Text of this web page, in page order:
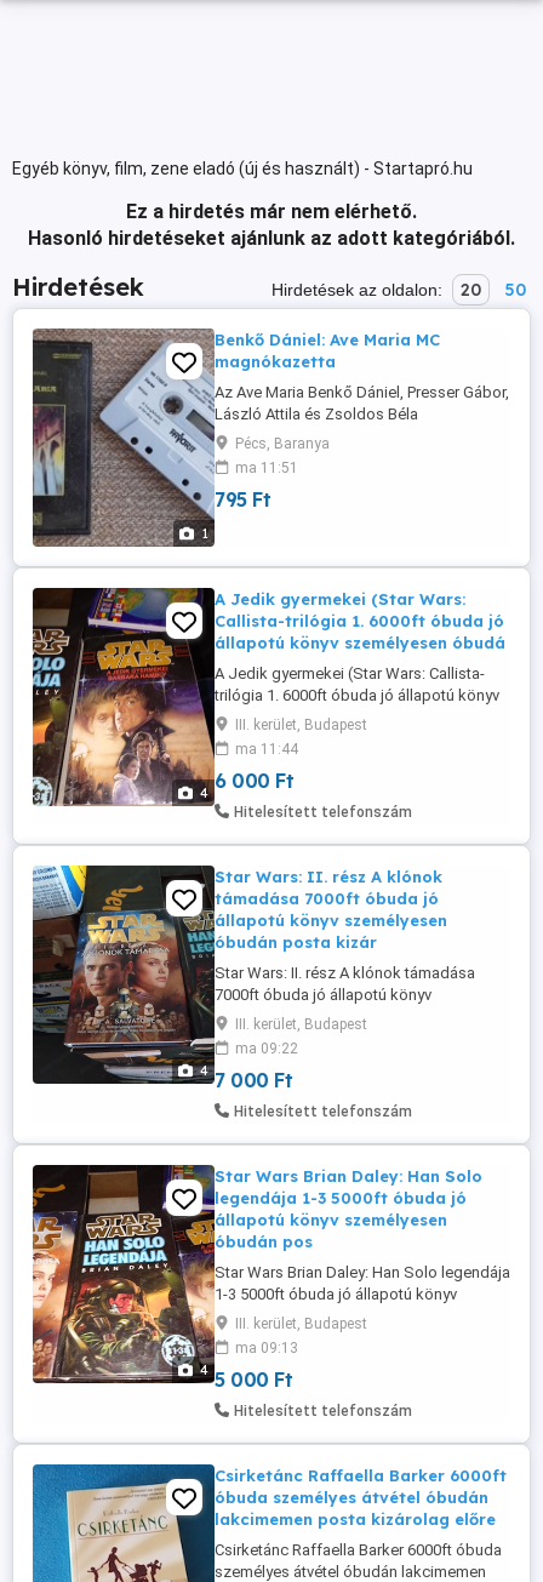
Egyéb könyv, film, zene eladó (új és használt) - Startapró.hu
Ez a hirdetés már nem elérhető.
Hasonló hirdetéseket ajánlunk az adott kategóriából.
Hirdetések Hirdetések az oldalon: 20 50
1
Benkő Dániel: Ave Maria MC
magnókazetta
Az Ave Maria Benkő Dániel, Presser Gábor,
László Attila és Zsoldos Béla
feldogozásában és hangszerelésében.
Közreműködik: Benkő Dániel (gitár, lant,
orpharion); Böröcz Ildikó (vokál); Czidra
László (furulya, krummhorn); Csanyi
...
Pécs, Baranya
ma 11:51
795 Ft
4
A Jedik gyermekei (Star Wars:
Callista-trilógia 1. 6000ft óbuda jó
állapotú könyv személyesen óbudá
A Jedik gyermekei (Star Wars: Callista-
trilógia 1. 6000ft óbuda jó állapotú könyv
személyesen óbudán posta kizárolag
előre fizetés után mpl
csomagautomatába +3000ft 36 50 104
8272 A hajdani Birodalom egyik
legördögibb találmánya egy gigantikus,
fejlett mesterséges ...
III. kerület, Budapest
ma 11:44
6 000 Ft
Hitelesített telefonszám
4
Star Wars: II. rész A klónok
támadása 7000ft óbuda jó
állapotú könyv személyesen
óbudán posta kizár
Star Wars: II. rész A klónok támadása
7000ft óbuda jó állapotú könyv
személyesen óbudán posta kizárolag
előre fizetés után mpl
csomagautomatába +3000ft 36 50 104
8272
III. kerület, Budapest
ma 09:22
7 000 Ft
Hitelesített telefonszám
4
Star Wars Brian Daley: Han Solo
legendája 1-3 5000ft óbuda jó
állapotú könyv személyesen
óbudán pos
Star Wars Brian Daley: Han Solo legendája
1-3 5000ft óbuda jó állapotú könyv
személyesen óbudán posta kizárolag
előre fizetés után mpl
csomagautomatába +3000ft 36 50 104
8272 Valahol, egy messzi-messz
galaxisban... ... él egy csempész, aki vuki
Birodalom és ...
III. kerület, Budapest
ma 09:13
5 000 Ft
Hitelesített telefonszám
Csirketánc Raffaella Barker 6000ft
óbuda személyes átvétel óbudán
lakcimemen posta kizárolag előre
Csirketánc Raffaella Barker 6000ft óbuda
személyes átvétel óbudán lakcimemen